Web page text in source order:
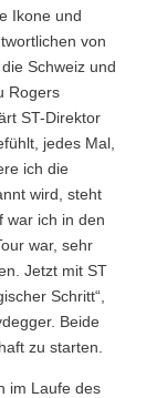
Ikone und
von
Schweiz und
Rogers
ST-Direktor
jedes Mal,
ich die
wird, steht
war ich in den
war, sehr
Jetzt mit ST
Schritt“,
Beide
zu starten.
im Laufe des